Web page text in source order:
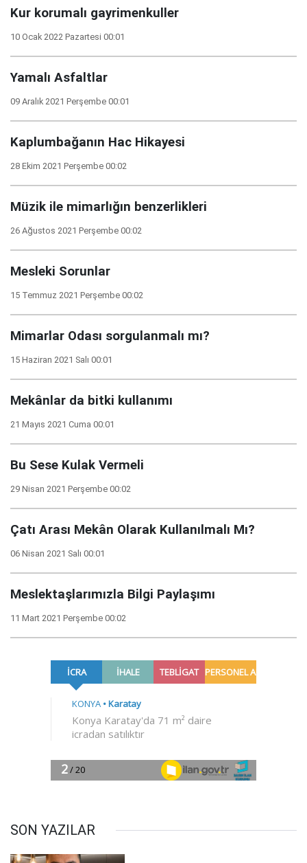
Kur korumalı gayrimenkuller
10 Ocak 2022 Pazartesi 00:01
Yamalı Asfaltlar
09 Aralık 2021 Perşembe 00:01
Kaplumbağanın Hac Hikayesi
28 Ekim 2021 Perşembe 00:02
Müzik ile mimarlığın benzerlikleri
26 Ağustos 2021 Perşembe 00:02
Mesleki Sorunlar
15 Temmuz 2021 Perşembe 00:02
Mimarlar Odası sorgulanmalı mı?
15 Haziran 2021 Salı 00:01
Mekânlar da bitki kullanımı
21 Mayıs 2021 Cuma 00:01
Bu Sese Kulak Vermeli
29 Nisan 2021 Perşembe 00:02
Çatı Arası Mekân Olarak Kullanılmalı Mı?
06 Nisan 2021 Salı 00:01
Meslektaşlarımızla Bilgi Paylaşımı
11 Mart 2021 Perşembe 00:02
SON YAZILAR